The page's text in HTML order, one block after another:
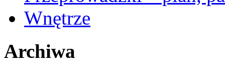
Wnętrze
Archiwa